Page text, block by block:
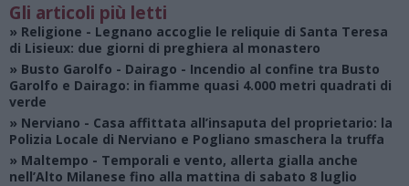
Gli articoli più letti
» Religione - Legnano accoglie le reliquie di Santa Teresa
di Lisieux: due giorni di preghiera al monastero
» Busto Garolfo - Dairago - Incendio al confine tra Busto
Garolfo e Dairago: in fiamme quasi 4.000 metri quadrati di
verde
» Nerviano - Casa affittata all’insaputa del proprietario: la
Polizia Locale di Nerviano e Pogliano smaschera la truffa
» Maltempo - Temporali e vento, allerta gialla anche
nell’Alto Milanese fino alla mattina di sabato 8 luglio